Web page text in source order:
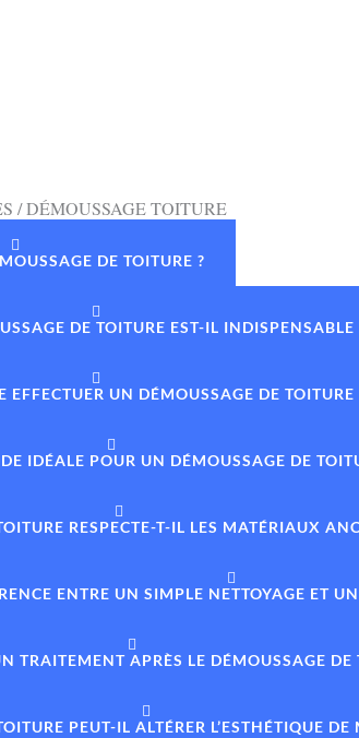
/ DÉMOUSSAGE TOITURE
DE TOITURE ?
DE TOITURE EST-IL INDISPENSABLE
EFFECTUER UN DÉMOUSSAGE DE TOITURE
IDÉALE POUR UN DÉMOUSSAGE DE
RESPECTE-T-IL LES MATÉRIAUX
ENTRE UN SIMPLE NETTOYAGE ET
TRAITEMENT APRÈS LE DÉMOUSSAGE DE
PEUT-IL ALTÉRER L’ESTHÉTIQUE